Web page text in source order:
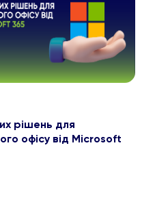
рішень для
офісу від Microsoft